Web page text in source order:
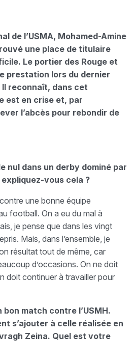
de l’USMA, Mohamed-Amine
une place de titulaire
Le portier des Rouge et
prestation lors du dernier
Il reconnaît, dans cet
est en crise et, par
l’abcès pour rebondir de
nul dans un derby dominé par
vous cela ?
une bonne équipe
football. On a eu du mal à
je pense que dans les vingt
Mais, dans l’ensemble, je
résultat tout de même, car
d’occasions. On ne doit
doit continuer à travailler pour
match contre l’USMH.
s’ajouter à celle réalisée en
Zeina. Quel est votre